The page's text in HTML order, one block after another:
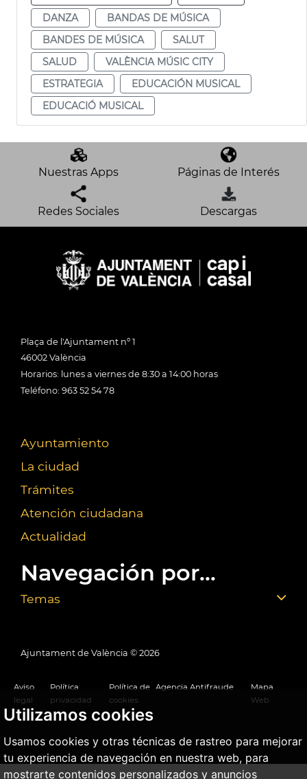
Utilizamos cookies
Usamos cookies y otras técnicas de rastreo para mejorar
tu experiencia de navegación en nuestra web, para
mostrarte contenidos personalizados y anuncios
DANZA
BANDAS DE MÚSICA
BANDES DE MÚSICA
SALUT
SALUD
VALÈNCIA MÚSIC CITY
ESTRATEGIA
EDUCACIÓN MUSICAL
EDUCACIÓ MUSICAL
Nuestras Apps Páginas de Interés
Redes Sociales Descargas
Plaça de l'Ajuntament nº 1
46002 València
Horarios: lunes a viernes de 8:30 a 14:00 horas
Teléfono: 963 52 54 78
Ayuntamiento
La ciudad
Trámites
Atención ciudadana
Actualidad
Navegación por...
Temas
Ajuntament de València © 2026
Aviso
legal
Política
privacidad
Política de
cookies
Agencia Antifraude
Mapa
Web